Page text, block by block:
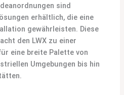
sind
erhältlich, die eine
gewährleisten. Diese
den LWX zu einer
eine breite Palette von
Umgebungen bis hin